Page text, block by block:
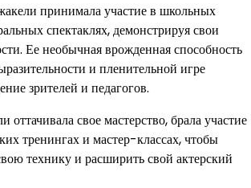
принимала участие в школьных
спектаклях, демонстрируя свои
Ее необычная врожденная способность
и пленительной игре
зрителей и педагогов.
свое мастерство, брала участие
тренингах и мастер-классах, чтобы
технику и расширить свой актерский